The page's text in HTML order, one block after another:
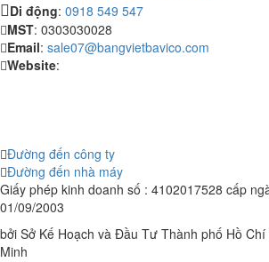
Di động: 0918 549 547
MST: 0303030028
Email: sale07@bangvietbavico.com
Website:
Đường đến công ty
Đường đến nhà máy
Giấy phép kinh doanh số : 4102017528 cấp
01/09/2003
bởi Sở Kế Hoạch và Đầu Tư Thành phố Hồ Chí
Minh